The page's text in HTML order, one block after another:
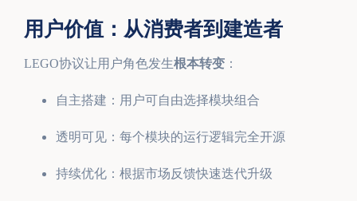
用户价值：从消费者到建造者
LEGO协议让用户角色发生根本转变 ：
自主搭建：用户可自由选择模块组合
透明可见：每个模块的运行逻辑完全开源
持续优化：根据市场反馈快速迭代升级